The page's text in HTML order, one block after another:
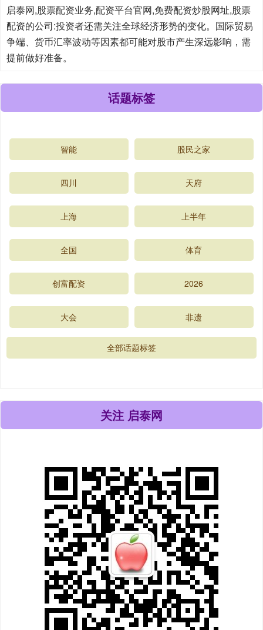
启泰网,股票配资业务,配资平台官网,免费配资炒股网址,股票
配资的公司:投资者还需关注全球经济形势的变化。国际贸易
争端、货币汇率波动等因素都可能对股市产生深远影响，需
提前做好准备。
话题标签
智能 股民之家
四川 天府
上海 上半年
全国 体育
创富配资 2026
大会 非遗
全部话题标签
关注 启泰网